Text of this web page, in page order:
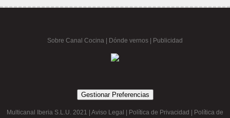
Sobre Canal Cocina Dónde vernos | Publicidad
Gestionar Preferencias
Multicanal Iberia S.L.U. 2021 | Aviso Legal Política de Privacidad Política de